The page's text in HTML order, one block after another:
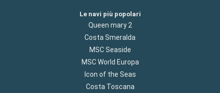
Le navi più popolari
Queen mary 2
Costa Smeralda
MSC Seaside
MSC World Europa
Icon of the Seas
Costa Toscana